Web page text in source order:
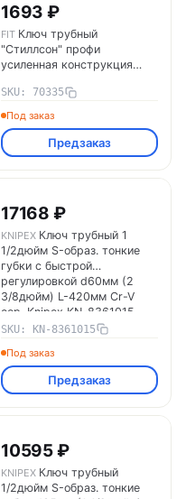
1693 ₽
FIT Ключ трубный
"Стиллсон" профи
усиленная конструкция
SKU: 70335
Под заказ
Предзаказ
17168 ₽
KNIPEX Ключ трубный 1
1/2дюйм S-образ. тонкие
губки с быстрой
регулировкой d60мм (2
3/8дюйм) L-420мм Cr-V
сер. Knipex KN-8361015
SKU: KN-8361015
Под заказ
Предзаказ
10595 ₽
KNIPEX Ключ трубный
1/2дюйм S-образ. тонкие